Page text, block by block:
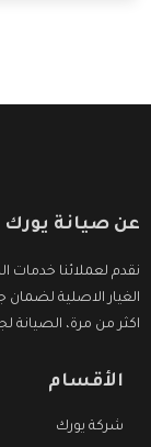
عن صيانة يورك
نقدم لعملائنا خدمات
الغيار الاصلية
اكثر من مرة، الصيانة
الأقسام
شركة يورك